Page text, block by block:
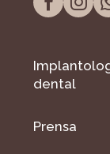
dental
Prensa